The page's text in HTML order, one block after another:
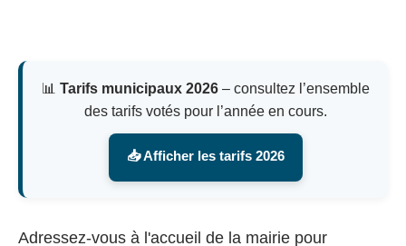
📊 Tarifs municipaux 2026– consultez l’ensemble
des tarifs votés pour l’année en cours.
📥 Afficher les tarifs 2026
Adressez-vous à l'accueil de la mairie pour